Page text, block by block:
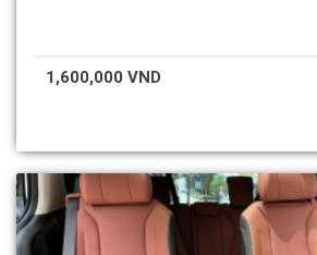
1,600,000 VND